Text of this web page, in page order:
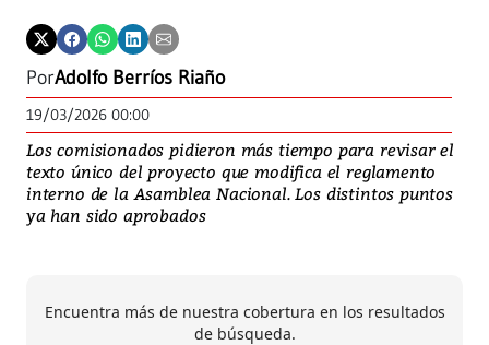
PorAdolfo Berríos Riaño
19/03/2026 00:00
Los comisionados pidieron más tiempo para revisar el
texto único del proyecto que modifica el reglamento
interno de la Asamblea Nacional. Los distintos puntos
ya han sido aprobados
Encuentra más de nuestra cobertura en los resultados
de búsqueda.